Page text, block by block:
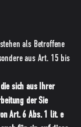
als Betroffene
aus Art. 15 bis
sich aus Ihrer
der Sie
Art. 6 Abs. 1 lit. e